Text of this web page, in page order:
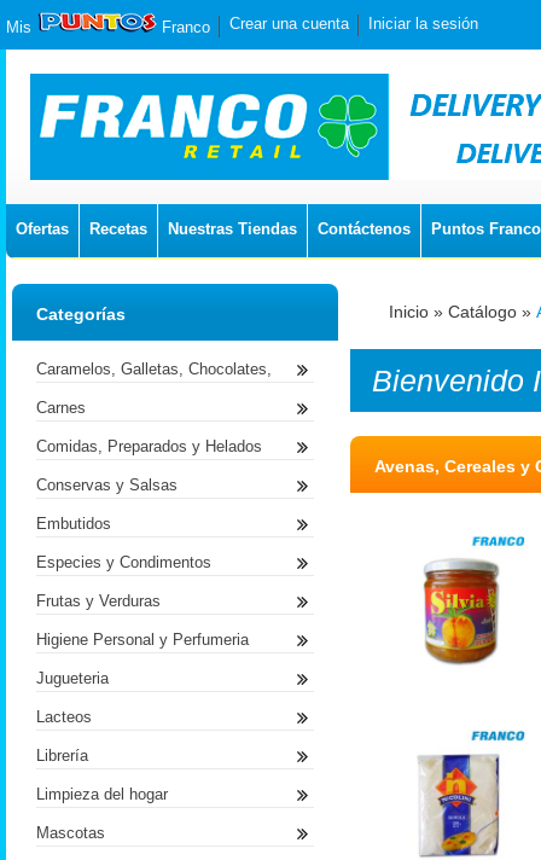
Mis Franco Crear una cuenta Iniciar la sesión
Ofertas Recetas Nuestras Tiendas Contáctenos Puntos Franco
Inicio » Catálogo »
Bienvenido
Avenas, Cereales y
Categorías
Caramelos, Galletas, Chocolates,
Carnes
Comidas, Preparados y Helados
Conservas y Salsas
Embutidos
Especies y Condimentos
Frutas y Verduras
Higiene Personal y Perfumeria
Jugueteria
Lacteos
Librería
Limpieza del hogar
Mascotas